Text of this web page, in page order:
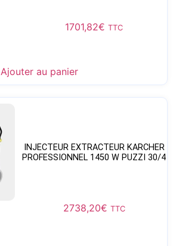
1701,82€ TTC
Ajouter au panier
INJECTEUR EXTRACTEUR KARCHER
PROFESSIONNEL 1450 W PUZZI 30/4
2738,20€ TTC